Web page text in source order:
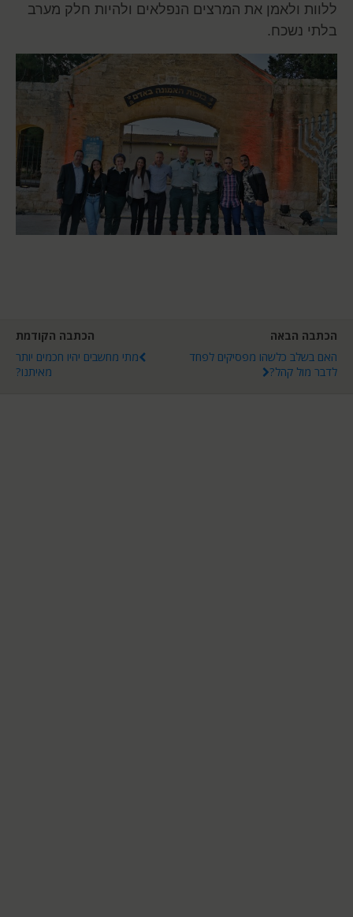
ללוות ולאמן את המרצים הנפלאים ולהיות חלק מערב
בלתי נשכח.
הכתבה הקודמת
מתי מחשבים יהיו חכמים יותר
מאיתנו?
הכתבה הבאה
האם בשלב כלשהו מפסיקים לפחד
לדבר מול קהל?